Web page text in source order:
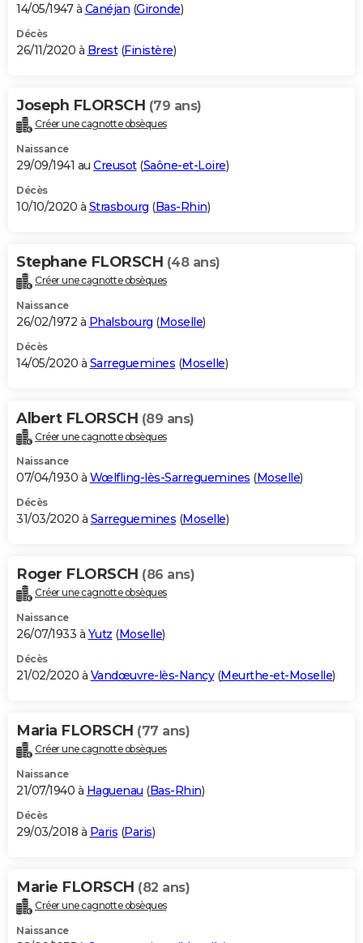
14/05/1947 à Canéjan (Gironde)
Décès
26/11/2020 à Brest(Finistère)
Joseph FLORSCH (79 ans)
Créer une cagnotte obsèques
Naissance
29/09/1941 au Creusot(Saône-et-Loire)
Décès
10/10/2020 à Strasbourg (Bas-Rhin)
Stephane FLORSCH (48 ans)
Créer une cagnotte obsèques
Naissance
26/02/1972 à Phalsbourg (Moselle)
Décès
14/05/2020 à Sarreguemines (Moselle)
Albert FLORSCH (89 ans)
Créer une cagnotte obsèques
Naissance
07/04/1930 à Wœlfling-lès-Sarreguemines (Moselle)
Décès
31/03/2020 à Sarreguemines (Moselle)
Roger FLORSCH (86 ans)
Créer une cagnotte obsèques
Naissance
26/07/1933 à Yutz (Moselle)
Décès
21/02/2020 à Vandœuvre-lès-Nancy(Meurthe-et-Moselle)
Maria FLORSCH (77 ans)
Créer une cagnotte obsèques
Naissance
21/07/1940 à Haguenau (Bas-Rhin)
Décès
29/03/2018 à Paris (Paris)
Marie FLORSCH (82 ans)
Créer une cagnotte obsèques
Naissance